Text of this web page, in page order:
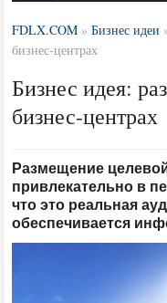
FDLX.COM »Бизнес идеи
бизнес-центрах
Бизнес идея:
бизнес-центрах
Размещение
привлекательно в
что это реальная
обеспечивается